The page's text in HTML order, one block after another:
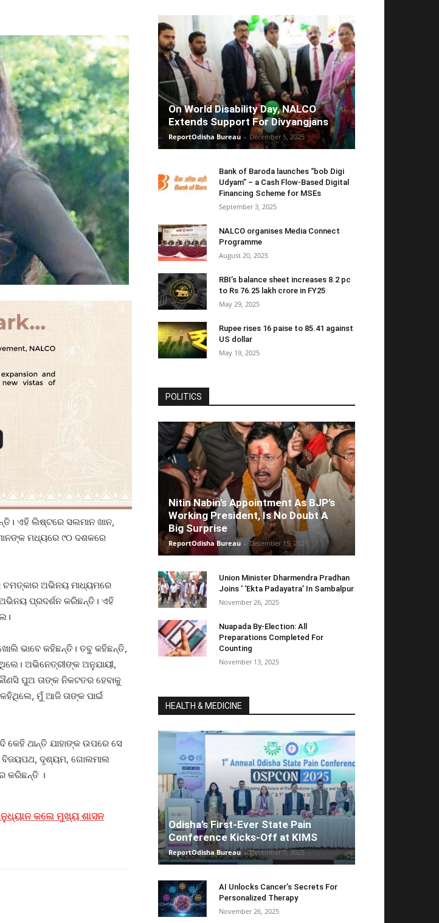
ଏହି ଲିଷ୍ଟରେ ସଲମାନ ଖାନ,
ମଧ୍ୟରେ ୯୦ ଦଶକରେ
ଅଭିନୟ ମାଧ୍ୟମରେ
ପ୍ରଦର୍ଶନ କରିଛନ୍ତି। ଏହି
ଭାବେ କହିଛନ୍ତି। ତବୁ କହିଛନ୍ତି,
ଅଭିନେତ୍ରୀଙ୍କ ଅନୁଯାୟୀ,
ପୁଅ ତାଙ୍କ ନିକଟତର ହେବାକୁ
ମୁଁ ଆଜି ତାଙ୍କ ପାଇଁ
ଥାନ୍ତି ଯାହାଙ୍କ ଉପରେ ସେ
ବିଜୟପଥ, ଦୃଶ୍ୟମ, ଗୋଲମାଲ
କରିଛନ୍ତି ।
କଲେ ମୁଖ୍ୟ ଶାସନ
On World Disability Day, NALCO
Extends Support For Divyangjans
ReportOdisha Bureau - December 5, 2025
Bank of Baroda launches “bob Digi
Udyam” – a Cash Flow-Based Digital
Financing Scheme for MSEs
September 3, 2025
NALCO organises Media Connect
Programme
August 20, 2025
RBI’s balance sheet increases 8.2 pc
to Rs 76.25 lakh crore in FY25
May 29, 2025
Rupee rises 16 paise to 85.41 against
US dollar
May 19, 2025
POLITICS
Nitin Nabin’s Appointment As BJP’s
Working President, Is No Doubt A
Big Surprise
ReportOdisha Bureau - December 15, 2025
Union Minister Dharmendra Pradhan
Joins ‘ ‘Ekta Padayatra’ In Sambalpur
November 26, 2025
Nuapada By-Election: All
Preparations Completed For
Counting
November 13, 2025
HEALTH & MEDICINE
Odisha’s First-Ever State Pain
Conference Kicks-Off at KIMS
ReportOdisha Bureau - December 7, 2025
AI Unlocks Cancer’s Secrets For
Personalized Therapy
November 26, 2025